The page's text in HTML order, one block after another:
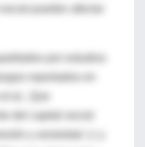
pueden afectar
por estudios
reportados en
del capital social